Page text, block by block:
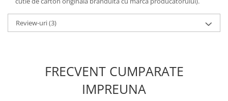
Review-uri(3)
FRECVENT CUMPARATE
IMPREUNA